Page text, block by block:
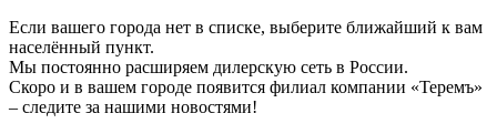
Если вашего города нет в списке, выберите ближайший к вам
населённый пункт.
Мы постоянно расширяем дилерскую сеть в России.
Скоро и в вашем городе появится филиал компании «Теремъ»
– следите за нашими новостями!